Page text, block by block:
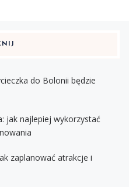
do Bolonii będzie
jak najlepiej wykorzystać
zaplanować atrakcje i